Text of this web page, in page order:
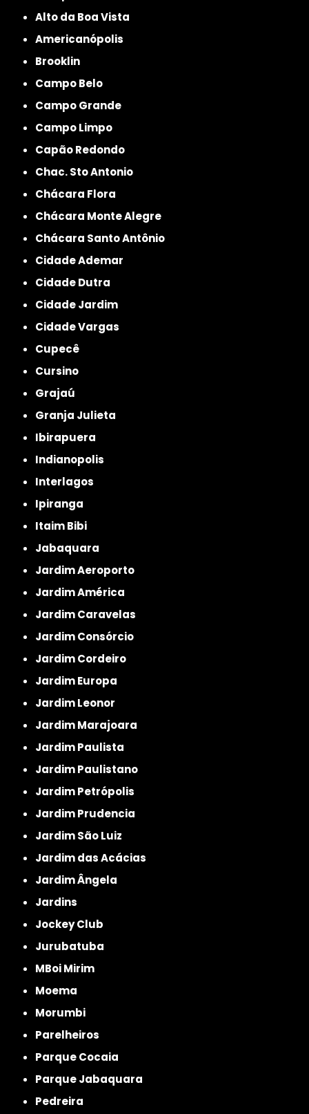
Alto da Boa Vista
Americanópolis
Brooklin
Campo Belo
Campo Grande
Campo Limpo
Capão Redondo
Chac. Sto Antonio
Chácara Flora
Chácara Monte Alegre
Chácara Santo Antônio
Cidade Ademar
Cidade Dutra
Cidade Jardim
Cidade Vargas
Cupecê
Cursino
Grajaú
Granja Julieta
Ibirapuera
Indianopolis
Interlagos
Ipiranga
Itaim Bibi
Jabaquara
Jardim Aeroporto
Jardim América
Jardim Caravelas
Jardim Consórcio
Jardim Cordeiro
Jardim Europa
Jardim Leonor
Jardim Marajoara
Jardim Paulista
Jardim Paulistano
Jardim Petrópolis
Jardim Prudencia
Jardim São Luiz
Jardim das Acácias
Jardim Ângela
Jardins
Jockey Club
Jurubatuba
MBoi Mirim
Moema
Morumbi
Parelheiros
Parque Cocaia
Parque Jabaquara
Pedreira